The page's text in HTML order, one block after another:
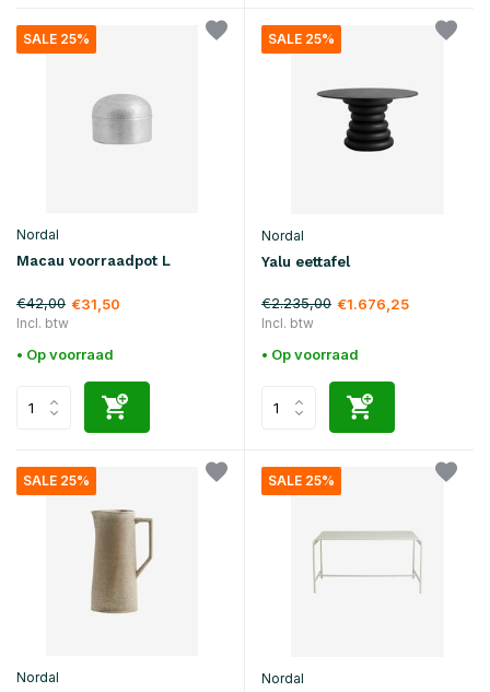
SALE 25%
Nordal
Macau voorraadpot L
€42,00 €31,50
Incl. btw
• Op voorraad
SALE 25%
Nordal
Yalu eettafel
€2.235,00 €1.676,25
Incl. btw
• Op voorraad
SALE 25%
Nordal
SALE 25%
Nordal